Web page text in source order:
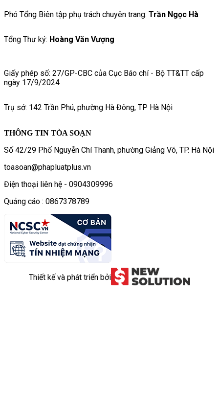
Phó Tổng Biên tập phụ trách chuyên trang: Trần Ngọc Hà
Tổng Thư ký: Hoàng Văn Vượng
Giấy phép số: 27/GP-CBC của Cục Báo chí - Bộ TT&TT cấp
ngày 17/9/2024
Trụ sở: 142 Trần Phú, phường Hà Đông, TP Hà Nội
THÔNG TIN TÒA SOẠN
Số 42/29 Phố Nguyễn Chí Thanh, phường Giảng Võ, TP. Hà Nội
toasoan@phapluatplus.vn
Điện thoại liên hệ - 0904309996
Quảng cáo : 0867378789
Thiết kế và phát triển bởi